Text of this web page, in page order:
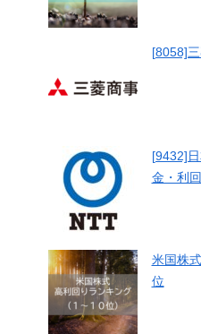
[8058]
[9432]
金・利
米国株
位